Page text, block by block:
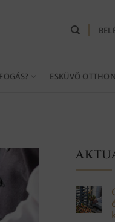
ESKÜVŐ OTTHON